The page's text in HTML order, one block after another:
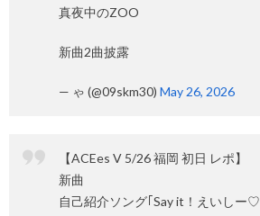
真夜中のZOO
新曲2曲披露
— ゃ (@09skm30) May 26, 2026
【ACEes V 5/26 福岡 初日 レポ】
新曲
自己紹介ソング｢Say it！えいしー♡